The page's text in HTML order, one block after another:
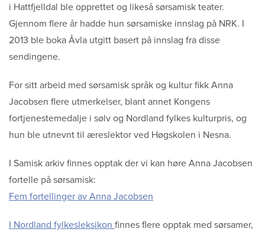
i Hattfjelldal ble opprettet og likeså sørsamisk teater.
Gjennom flere år hadde hun sørsamiske innslag på NRK. I
2013 ble boka Åvla utgitt basert på innslag fra disse
sendingene.
For sitt arbeid med sørsamisk språk og kultur fikk Anna
Jacobsen flere utmerkelser, blant annet Kongens
fortjenestemedalje i sølv og Nordland fylkes kulturpris, og
hun ble utnevnt til æreslektor ved Høgskolen i Nesna.
I Samisk arkiv finnes opptak der vi kan høre Anna Jacobsen
fortelle på sørsamisk:
Fem fortellinger av Anna Jacobsen
I Nordland fylkesleksikon finnes flere opptak med sørsamer,